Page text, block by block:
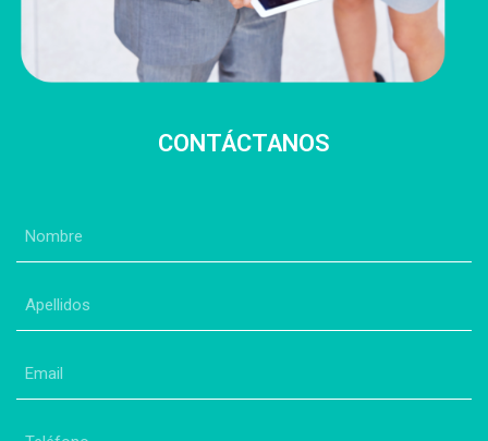
CONTÁCTANOS
(Obligatorio)
(Obligatorio)
(Obligatorio)